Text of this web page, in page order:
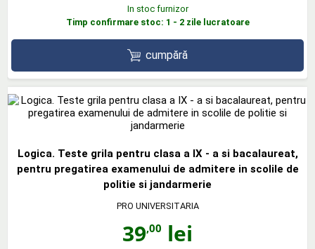
In stoc furnizor
Timp confirmare stoc: 1 - 2 zile lucratoare
cumpără
Logica. Teste grila pentru clasa a IX - a si bacalaureat,
pentru pregatirea examenului de admitere in scolile de
politie si jandarmerie
PRO UNIVERSITARIA
39,00 lei